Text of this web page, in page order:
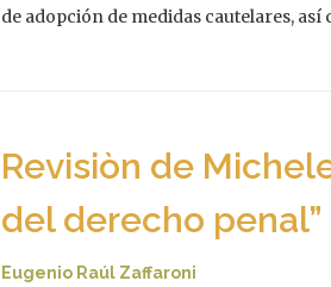
de adopción de medidas cautelares,
Revisiòn de
del derecho penal”
Eugenio Raúl Zaffaroni